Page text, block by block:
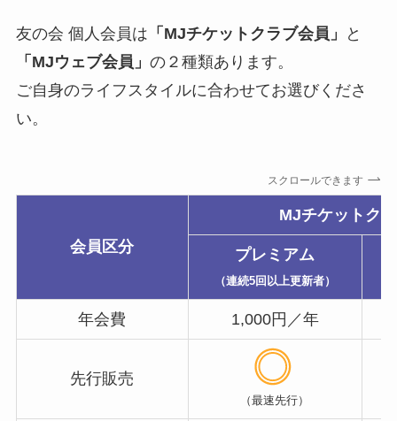
友の会 個人会員は 「MJチケットクラブ会員」
と
「MJウェブ会員」 の２種類あります。
ご自身のライフスタイルに合わせてお選びくださ
い。
スクロールできます
会員区分
MJチケットク
プレミアム
（連続5回以上更新者）
年会費 1,000円／年
先行販売
（最速先行）